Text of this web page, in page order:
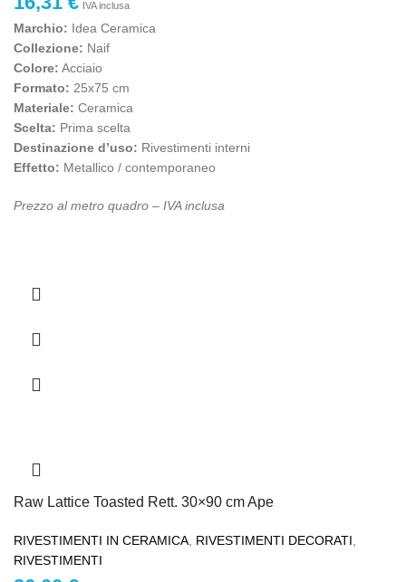
IVA inclusa
Marchio: Idea Ceramica
Collezione: Naif
Colore: Acciaio
Formato: 25x75 cm
Materiale: Ceramica
Scelta: Prima scelta
Destinazione d’uso: Rivestimenti interni
Effetto: Metallico / contemporaneo
Prezzo al metro quadro – IVA inclusa
Raw Lattice Toasted Rett. 30×90 cm Ape
RIVESTIMENTI IN CERAMICA RIVESTIMENTI DECORATI
RIVESTIMENTI